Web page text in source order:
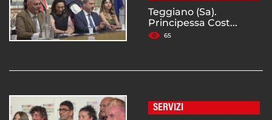
Teggiano (Sa).
Principessa Cost...
65
SERVIZI